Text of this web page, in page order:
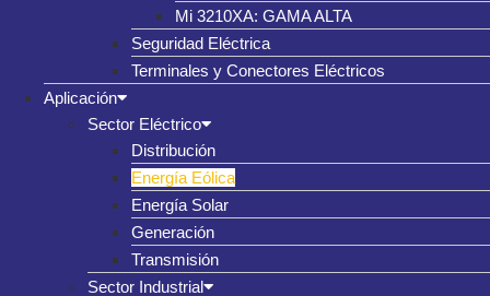
Mi 3210XA: GAMA ALTA
Seguridad Eléctrica
Terminales y Conectores Eléctricos
Aplicación
Sector Eléctrico
Distribución
Energía Eólica
Energía Solar
Generación
Transmisión
Sector Industrial